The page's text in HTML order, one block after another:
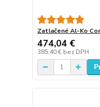
Zatlačené Al-Ko
474,04 €
385,40 € bez DPH